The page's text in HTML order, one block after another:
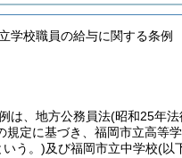
学校職員の給与に関する条例
は、地方公務員法(昭和25年
規定に基づき、福岡市立高等
いう。)及び福岡市立中学校(以